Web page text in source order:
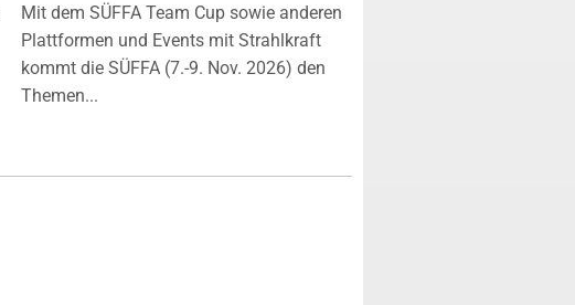
Mit dem SÜFFA Team Cup sowie anderen
Plattformen und Events mit Strahlkraft
kommt die SÜFFA (7.-9. Nov. 2026) den
Themen...